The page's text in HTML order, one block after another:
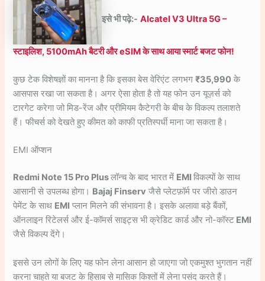
इसे भी पढ़े:- Alcatel V3 Ultra 5G –
स्टाइलिश, 5100mAh बैटरी और eSIM के साथ आया स्मार्ट बजट फोन!
कुछ टेक विशेषज्ञों का मानना है कि इसका बेस वेरिएंट लगभग₹35,990 के
आसपास रखा जा सकता है। अगर ऐसा होता है तो यह फोन उन यूज़र्स को
टारगेट करेगा जो मिड-रेंज और प्रीमियम कैटेगरी के बीच के विकल्प तलाशते
हैं। फीचर्स को देखते हुए कीमत को काफी प्रतिस्पर्धी माना जा सकता है।
EMI ऑप्शन
Redmi Note 15 Pro Plusलॉन्च के बाद भारत में EMIविकल्पों के साथ
आसानी से उपलब्ध होगा। Bajaj Finserv जैसे प्लेटफ़ॉर्म पर जीरो डाउन
पेमेंट के साथ EMI प्लान मिलने की संभावना है। इसके अलावा बड़े बैंकों,
ऑनलाइन रिटेलर्स और ई-कॉमर्स साइट्स भी क्रेडिट कार्ड और नो-कॉस्ट EMI
जैसे विकल्प देंगे।
इससे उन लोगों के लिए यह फोन लेना आसान हो जाएगा जो एकमुश्त भुगतान नहीं
करना चाहते या बजट के हिसाब से मासिक किश्तों में लेना पसंद करते हैं।